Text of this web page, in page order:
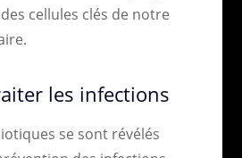
cellules clés de notre
les infections
se sont révélés